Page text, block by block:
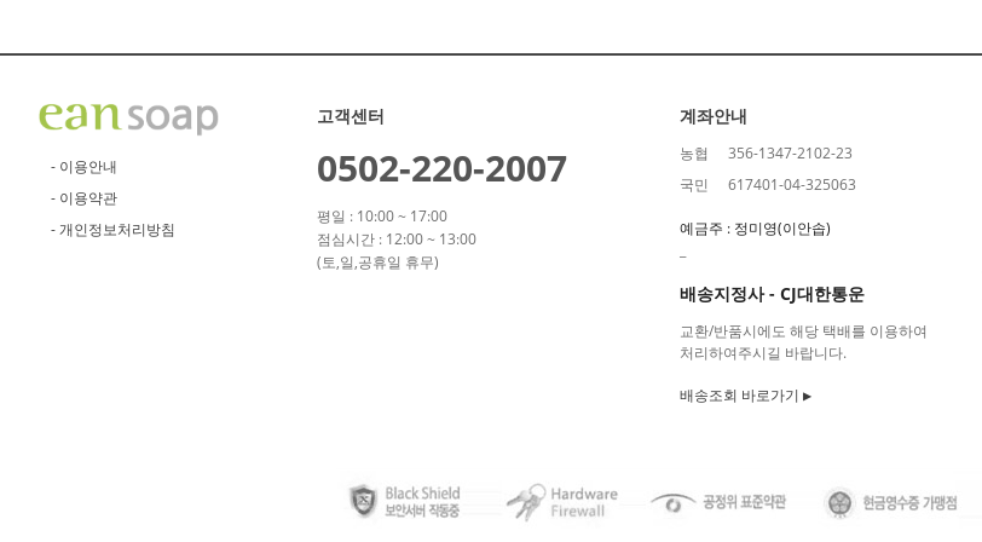
- 이용안내
- 이용약관
- 개인정보처리방침
고객센터
0502-220-2007
평일 : 10:00 ~ 17:00
점심시간 : 12:00 ~ 13:00
(토,일,공휴일 휴무)
계좌안내
농협
356-1347-2102-23
국민
617401-04-325063
예금주 : 정미영(이안솝)
배송지정사 - CJ대한통운
교환/반품시에도 해당 택배를 이용하여
처리하여주시길 바랍니다.
배송조회 바로가기 ▶